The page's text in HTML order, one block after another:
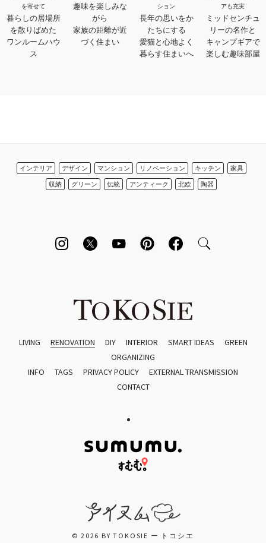
を寄せて
暮らしの居場所
を散りばめた
ワンルームハウ
ス
趣味を楽しみな
がら
家族の距離が近
づく住まい
ション
長年の思いをか
たちにする
愛猫と心地よく
暮らす住まいへ
アも充実
ミッドセンチュ
リーの名作と
キャンプギアで
楽しむ趣味部屋
インテリア デザイン マンション リノベーション キッチン
家具
収納
グリーン 伝統 アンティーク 北欧 陶器
LIVING RENOVATION DIY INTERIOR SMART IDEAS
GREEN
ORGANIZING
INFO
TAGS PRIVACY POLICY
EXTERNAL TRANSMISSION
CONTACT
© 2026 BY TOKOSIE ー トコシエ